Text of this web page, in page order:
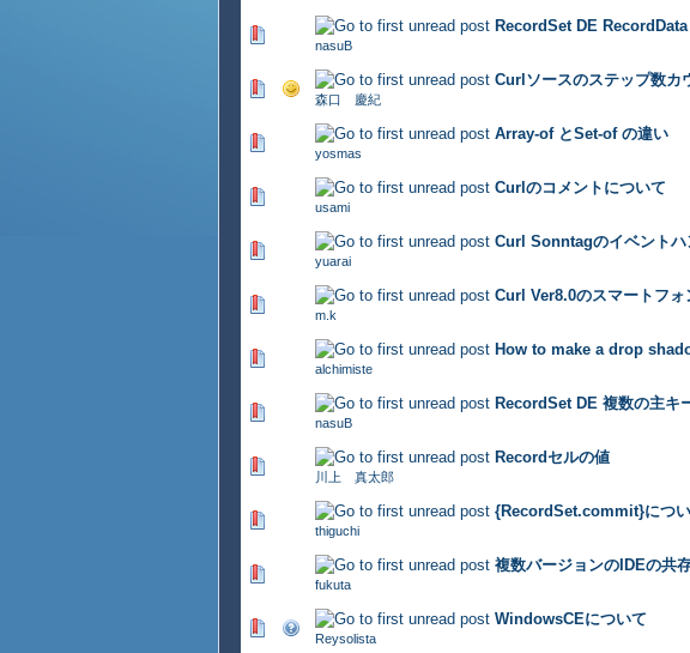
RecordSet DE
nasuB
559 Vote(s) - 2.89 out of 5 in Average
Curlソースのステップ数カ
森口 慶紀
522 Vote(s) - 2.75 out of 5 in Average
Array-of とSet-of の違い
yosmas
345 Vote(s) - 2.82 out of 5 in Average
Curlのコメントについて
usami
404 Vote(s) - 2.88 out of 5 in Average
Curl Sonntagのイベントハ
yuarai
476 Vote(s) - 2.84 out of 5 in Average
Curl Ver8.0のスマートフォ
m.k
480 Vote(s) - 2.73 out of 5 in Average
How to make a drop
alchimiste
450 Vote(s) - 2.78 out of 5 in Average
RecordSet DE 複数の主キ
nasuB
415 Vote(s) - 2.81 out of 5 in Average
Recordセルの値
川上 真太郎
348 Vote(s) - 2.8 out of 5 in Average
{RecordSet.commit}につ
thiguchi
484 Vote(s) - 2.87 out of 5 in Average
複数バージョンのIDEの共
fukuta
322 Vote(s) - 2.85 out of 5 in Average
WindowsCEについて
Reysolista
357 Vote(s) - 2.85 out of 5 in Average